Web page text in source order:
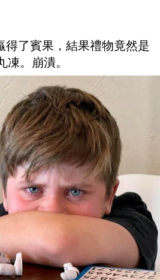
得了賓果，結果禮物竟然是
凍。崩潰。